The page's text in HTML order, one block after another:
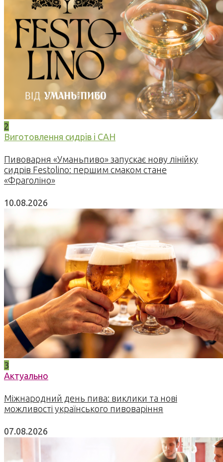
2
Виготовлення сидрів і САН
Пивоварня «Уманьпиво» запускає нову лінійку
сидрів Festolino: першим смаком стане
«Фраголіно»
10.08.2026
3
Актуально
Міжнародний день пива: виклики та нові
можливості українського пивоваріння
07.08.2026